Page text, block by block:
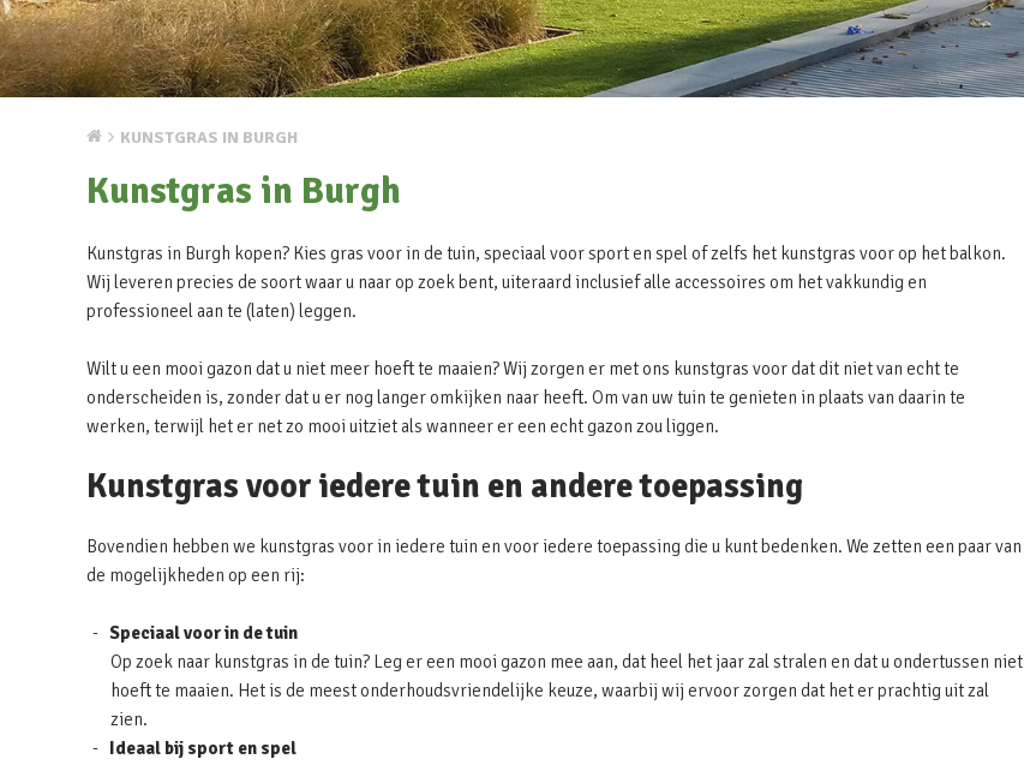
KUNSTGRAS IN BURGH
Kunstgras in Burgh
Kunstgras in Burgh kopen? Kies gras voor in de tuin, speciaal voor sport en spel of zelfs het kunstgras voor op het balkon.
Wij leveren precies de soort waar u naar op zoek bent, uiteraard inclusief alle accessoires om het vakkundig en
professioneel aan te (laten) leggen.
Wilt u een mooi gazon dat u niet meer hoeft te maaien? Wij zorgen er met ons kunstgras voor dat dit niet van echt te
onderscheiden is, zonder dat u er nog langer omkijken naar heeft. Om van uw tuin te genieten in plaats van daarin te
werken, terwijl het er net zo mooi uitziet als wanneer er een echt gazon zou liggen.
Kunstgras voor iedere tuin en andere toepassing
Bovendien hebben we kunstgras voor in iedere tuin en voor iedere toepassing die u kunt bedenken. We zetten een paar van
de mogelijkheden op een rij:
Speciaal voor in de tuin
Op zoek naar kunstgras in de tuin? Leg er een mooi gazon mee aan, dat heel het jaar zal stralen en dat u ondertussen niet
hoeft te maaien. Het is de meest onderhoudsvriendelijke keuze, waarbij wij ervoor zorgen dat het er prachtig uit zal
zien.
Ideaal bij sport en spel